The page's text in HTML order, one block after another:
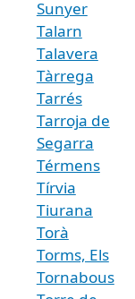
Sunyer
Talarn
Talavera
Tàrrega
Tarrés
Tarroja de
Segarra
Térmens
Tírvia
Tiurana
Torà
Torms, Els
Tornabous